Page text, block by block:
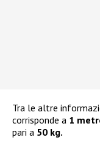
Tra le altre
corrisponde a 1
pari a 50 kg.